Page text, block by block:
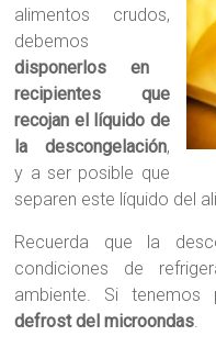
alimentos crudos,
debemos
disponerlos en
recipientes que
recojan el líquido de
la descongelación,
y a ser posible que
separen este líquido del
Recuerda que la
condiciones de
ambiente. Si
defrost del microondas